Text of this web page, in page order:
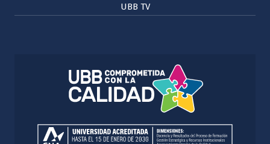
UBB TV